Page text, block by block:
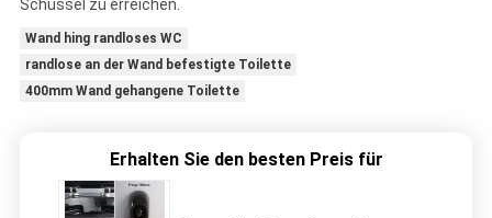
Schüssel zu erreichen.
Wand hing randloses WC
randlose an der Wand befestigte Toilette
400mm Wand gehangene Toilette
Erhalten Sie den besten Preis für